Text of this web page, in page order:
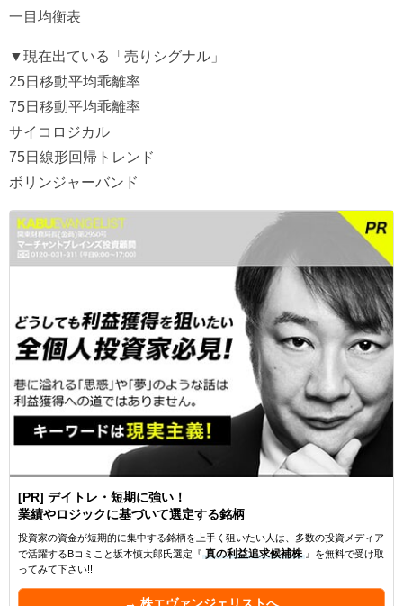
一目均衡表
▼現在出ている「売りシグナル」
25日移動平均乖離率
75日移動平均乖離率
サイコロジカル
75日線形回帰トレンド
ボリンジャーバンド
[PR] デイトレ・短期に強い！
業績やロジックに基づいて選定する銘柄
投資家の資金が短期的に集中する銘柄を上手く狙いたい人は、多数の投資メディア
で活躍するBコミこと坂本慎太郎氏選定『 真の利益追求候補株 』を無料で受け取
ってみて下さい!!